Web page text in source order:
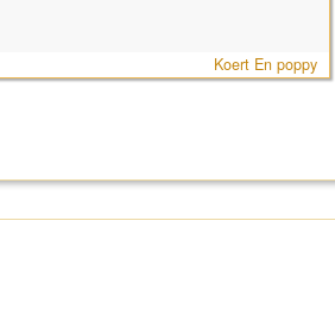
Koert En poppy